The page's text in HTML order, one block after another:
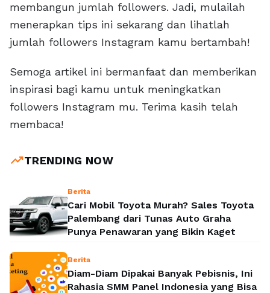
membangun jumlah followers. Jadi, mulailah
menerapkan tips ini sekarang dan lihatlah
jumlah followers Instagram kamu bertambah!
Semoga artikel ini bermanfaat dan memberikan
inspirasi bagi kamu untuk meningkatkan
followers Instagram mu. Terima kasih telah
membaca!
trending_upTRENDING NOW
Berita
Cari Mobil Toyota Murah? Sales Toyota
Palembang dari Tunas Auto Graha
Punya Penawaran yang Bikin Kaget
Berita
Diam-Diam Dipakai Banyak Pebisnis, Ini
Rahasia SMM Panel Indonesia yang Bisa